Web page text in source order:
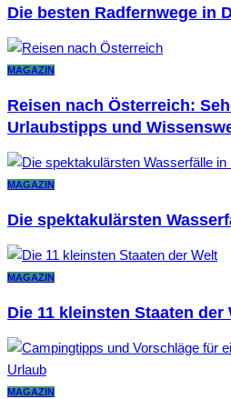
Die besten Radfernwege in
MAGAZIN
Reisen nach Österreich:
Urlaubstipps und
MAGAZIN
Die spektakulärsten
MAGAZIN
Die 11 kleinsten Staaten der
MAGAZIN